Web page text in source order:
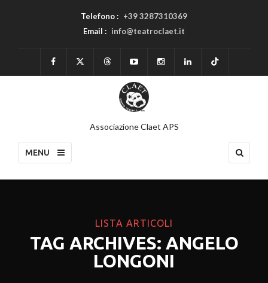
Telefono : +39 3287310369
Email : info@teatroclaet.it
Associazione Claet APS
MENU
LISTA ARTICOLI
TAG ARCHIVES: ANGELO
LONGONI